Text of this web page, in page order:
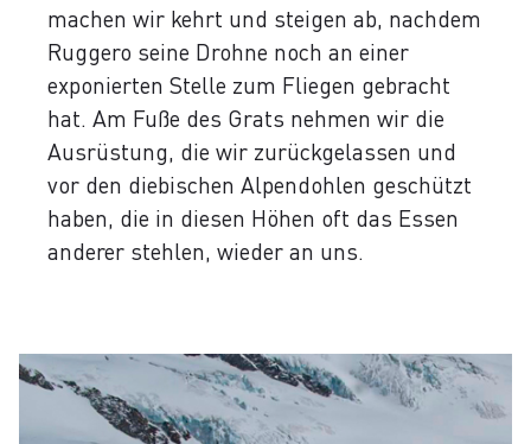
machen wir kehrt und steigen ab, nachdem
Ruggero seine Drohne noch an einer
exponierten Stelle zum Fliegen gebracht
hat. Am Fuße des Grats nehmen wir die
Ausrüstung, die wir zurückgelassen und
vor den diebischen Alpendohlen geschützt
haben, die in diesen Höhen oft das Essen
anderer stehlen, wieder an uns.